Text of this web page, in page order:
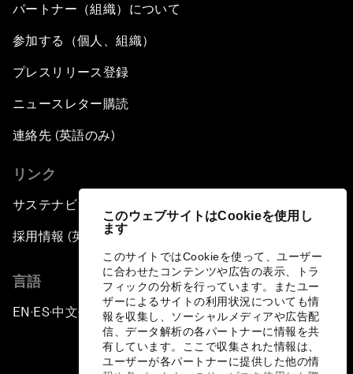
このウェブサイトはCookieを使用し
ます
このサイトではCookieを使って、ユーザー
に合わせたコンテンツや広告の表示、トラ
フィックの分析を行っています。またユー
ザーによるサイトの利用状況についても情
報を収集し、ソーシャルメディアや広告配
信、データ解析の各パートナーに情報を共
有しています。ここで収集された情報は、
ユーザーが各パートナーに提供した他の情
パートナー（組織）について
参加する（個人、組織）
プレスリリース登録
ニュースレター購読
連絡先 (英語のみ)
リンク
サステナビリティへの取り組み
採用情報 (英語のみ)
言語
EN ▪ ES▪中文▪ 日本語